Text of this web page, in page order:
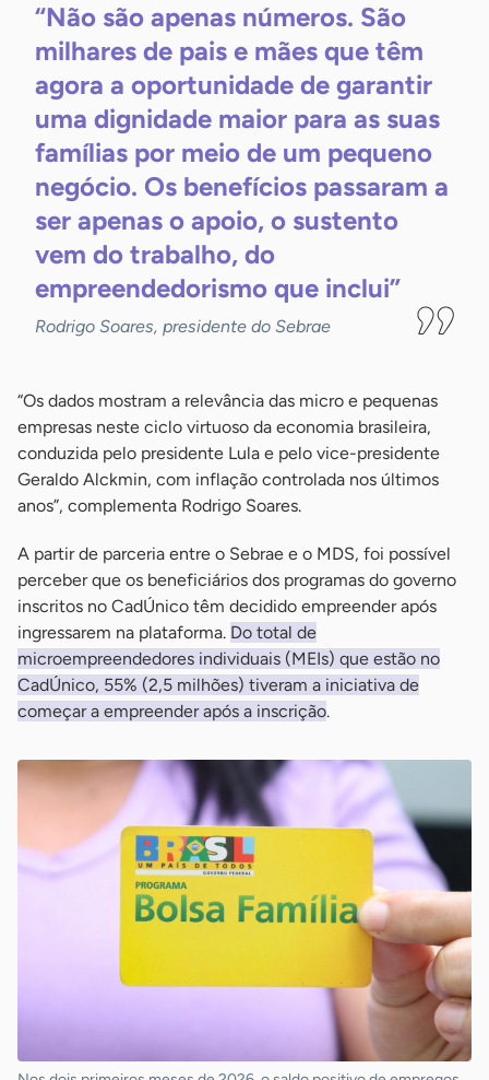
“Não são apenas números. São
milhares de pais e mães que têm
agora a oportunidade de garantir
uma dignidade maior para as suas
famílias por meio de um pequeno
negócio. Os benefícios passaram a
ser apenas o apoio, o sustento
vem do trabalho, do
empreendedorismo que inclui”
Rodrigo Soares, presidente do Sebrae
“Os dados mostram a relevância das micro e pequenas
empresas neste ciclo virtuoso da economia brasileira,
conduzida pelo presidente Lula e pelo vice-presidente
Geraldo Alckmin, com inflação controlada nos últimos
anos”, complementa Rodrigo Soares.
A partir de parceria entre o Sebrae e o MDS, foi possível
perceber que os beneficiários dos programas do governo
inscritos no CadÚnico têm decidido empreender após
ingressarem na plataforma. Do total de
microempreendedores individuais (MEIs) que estão no
CadÚnico, 55% (2,5 milhões) tiveram a iniciativa de
começar a empreender após a inscrição.